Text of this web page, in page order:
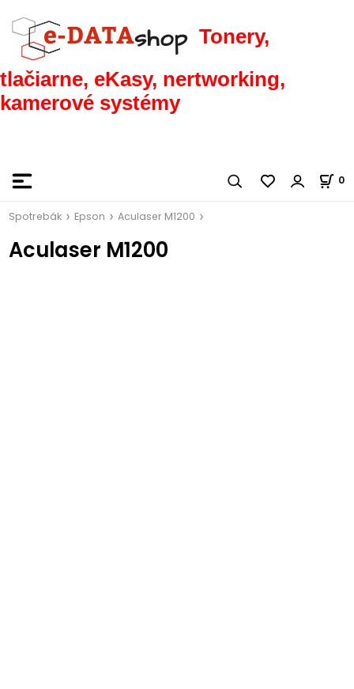
Tonery,
tlačiarne, eKasy, nertworking,
kamerové systémy
0
Spotrebák Epson Aculaser M1200
Aculaser M1200